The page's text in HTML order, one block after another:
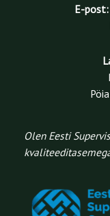
E-post:
Olen Eesti